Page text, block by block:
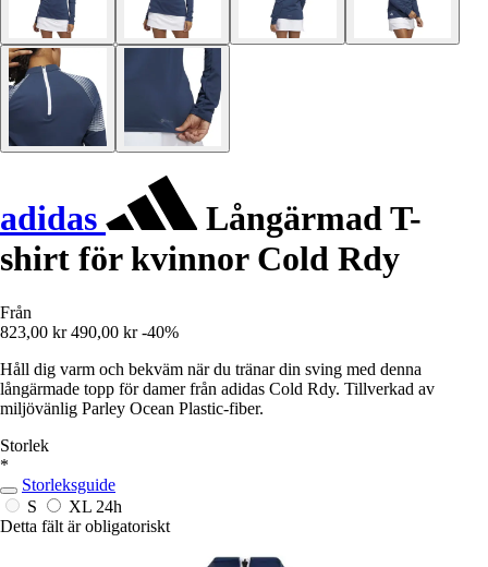
adidas
Långärmad T-
shirt för kvinnor Cold Rdy
Från
823,00 kr 490,00 kr -40%
Håll dig varm och bekväm när du tränar din sving med denna
långärmade topp för damer från adidas Cold Rdy. Tillverkad av
miljövänlig Parley Ocean Plastic-fiber.
Storlek
*
Storleksguide
S
XL 24h
Detta fält är obligatoriskt